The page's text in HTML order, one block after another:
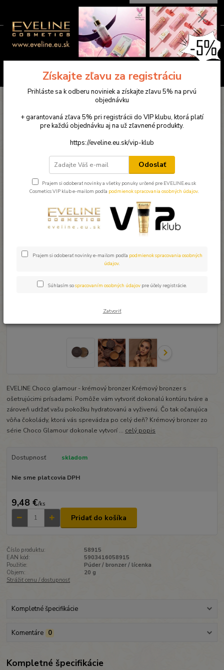
Menu
0ks
za 0,00 €
Eveline dekoratívna kozmetika
EVELINE Choco glamour - krémový
EVELINE Choco glamour -
krémový bronzer 01
EVELINE Choco glamour - krémový bronzer Krémový bronzer s
ošetrujúcimi prísadami. Pomôže vám vytvoriť dokonalú kontúru tváre a
zároveň udržať vašu pokožku hydratovanú a vyživenú. Čo tak očarujúca
vôňa čokolády, ktorá vás sprevádza po celý deň? Krémový bronzer zo
série Choco Glamour dokonale vytvorí ... celý popis
Dostupnosť skladom
Nie sme platcovia DPH
9,48 €/ks
Pridať do košíka
Číslo produktu:
58915
EAN kód:
5903416058915
Použitie:
Púder / bronzer / lícenka
Objem:
20 g
Strážiť cenu / dostupnosť
Kompletné špecifikácie
Komentáre 0
Kompletné špecifikácie
Získajte zľavu za registráciu
Prihláste sa k odberu noviniek a získajte zľavu 5% na prvú
objednávku
+ garantovaná zľava 5% pri registrácii do VIP klubu, ktorá platí
pre každú objednávku aj na už zľavnené produkty.
https://eveline.eu.sk/vip-klub
Odoslať
Prajem si odoberať novinky a všetky ponuky určené pre EVELINE.eu.sk
Cosmetics VIP klub e-mailom podľa podmienok spracovania osobných údajov.
Prajem si odoberať novinky e-mailom podľa podmienok spracovania osobných
údajov.
Súhlasím sospracovaním osobných údajov pre účely registrácie.
Zatvoriť